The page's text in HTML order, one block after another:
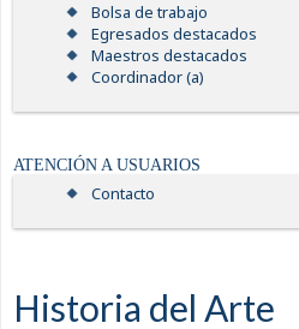
Bolsa de trabajo
Egresados destacados
Maestros destacados
Coordinador (a)
ATENCIÓN A USUARIOS
Contacto
Historia del Arte